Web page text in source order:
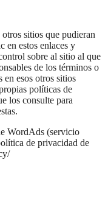
sitios que pudieran
en estos enlaces y
sobre al sitio al que
de los términos o
en esos otros sitios
políticas de
los consulte para
WordAds (servicio
de privacidad de